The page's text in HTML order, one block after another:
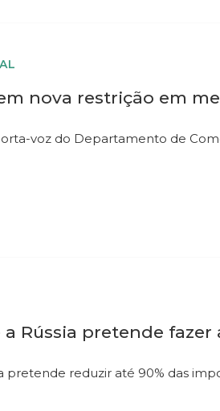
nova restrição em
voz do Departamento de
a Rússia pretende
pretende reduzir até 90% das